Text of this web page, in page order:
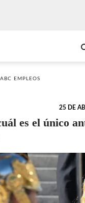
ABC EMPLEOS
25 DE
es el único